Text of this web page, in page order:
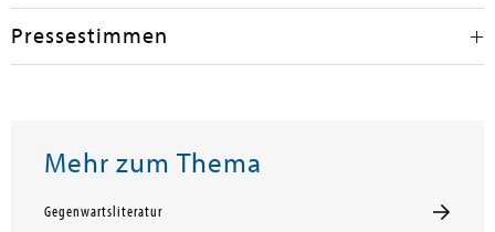
Pressestimmen
Mehr zum Thema
Gegenwartsliteratur